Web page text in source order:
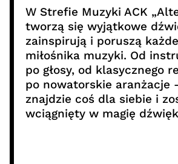
W Strefie Muzyki ACK
tworzą się wyjątkowe
zainspirują i poruszą
miłośnika muzyki. Od
po głosy, od klasycznego
po nowatorskie aranżacje
znajdzie coś dla siebie i
wciągnięty w magię